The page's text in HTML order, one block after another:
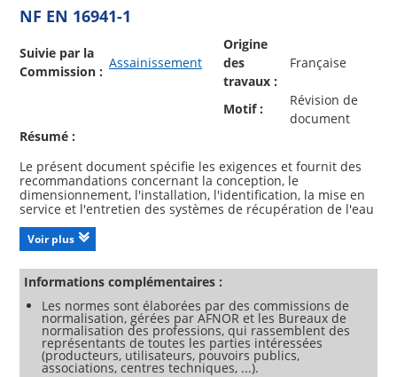
NF EN 16941-1
Suivie par la
Commission :
Assainissement
Origine
des
travaux :
Française
Motif :
Révision de
document
Résumé :
Le présent document spécifie les exigences et fournit des
recommandations concernant la conception, le
dimensionnement, l'installation, l'identification, la mise en
service et l'entretien des systèmes de récupération de l'eau
potable. Le présent document spécifie également les
exigences minimales relatives à ces systèmes.Sont exclus
du domaine d'application du présent document :-
l'utilisation comme eau potable et pour la préparation des
aliments ;-l'utilisation pour l'hygiène personnelle ;-la
rétention et la régulation à débit contrôlé ; et-
l'infiltration.NOTE La conformité au présent document ne
dispense pas de se conformer aux obligations découlant
Voir plus
Informations complémentaires :
Les normes sont élaborées par des commissions de
normalisation, gérées par AFNOR et les Bureaux de
normalisation des professions, qui rassemblent des
représentants de toutes les parties intéressées
(producteurs, utilisateurs, pouvoirs publics,
associations, centres techniques, ...).